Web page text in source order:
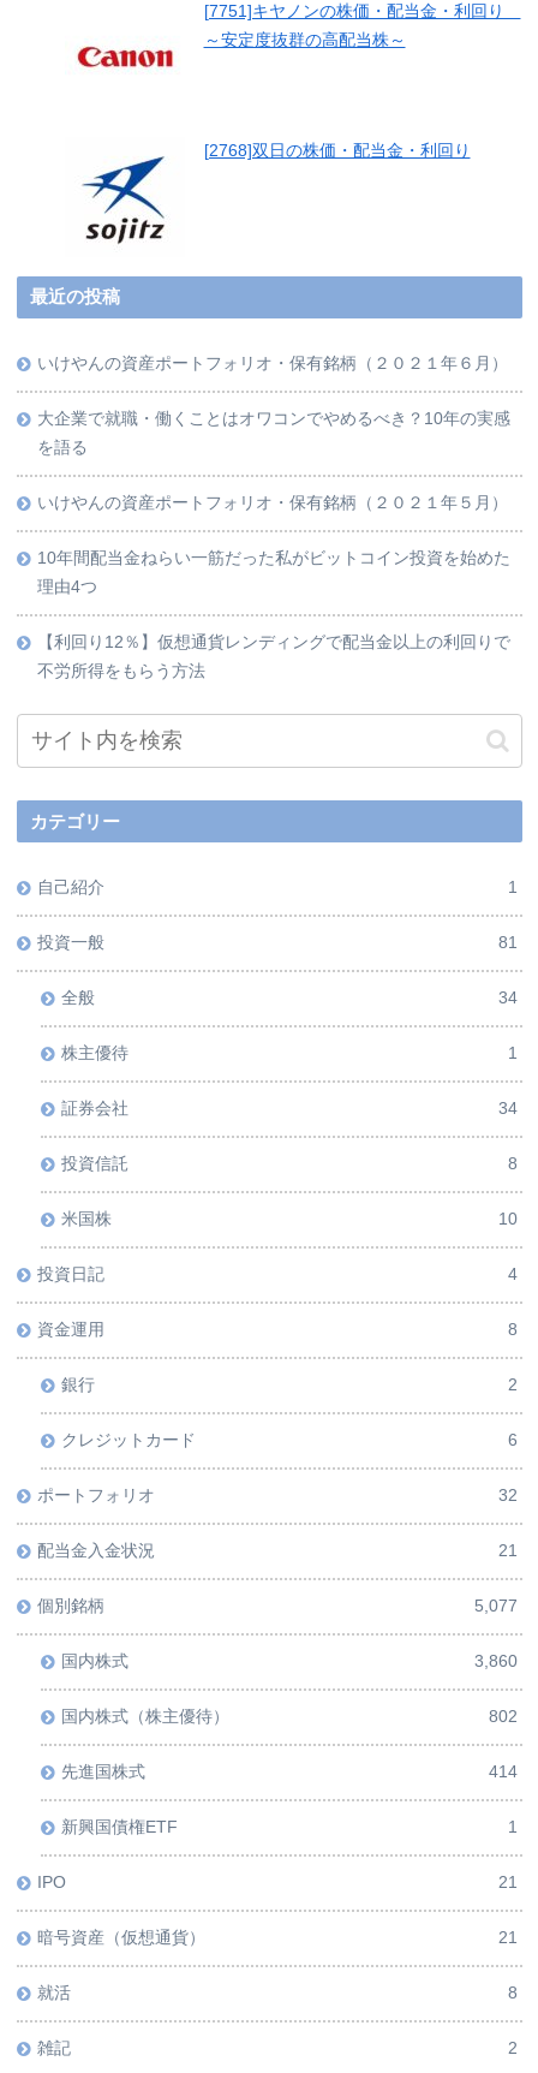
[7751]キヤノンの株価・配当金・利回り
～安定度抜群の高配当株～
[2768]双日の株価・配当金・利回り
最近の投稿
いけやんの資産ポートフォリオ・保有銘柄（２０２１年６月）
大企業で就職・働くことはオワコンでやめるべき？10年の実感
を語る
いけやんの資産ポートフォリオ・保有銘柄（２０２１年５月）
10年間配当金ねらい一筋だった私がビットコイン投資を始めた
理由4つ
【利回り12％】仮想通貨レンディングで配当金以上の利回りで
不労所得をもらう方法
カテゴリー
自己紹介 1
投資一般 81
全般 34
株主優待 1
証券会社 34
投資信託 8
米国株 10
投資日記 4
資金運用 8
銀行 2
クレジットカード 6
ポートフォリオ 32
配当金入金状況 21
個別銘柄 5,077
国内株式 3,860
国内株式（株主優待） 802
先進国株式 414
新興国債権ETF 1
IPO 21
暗号資産（仮想通貨） 21
就活 8
雑記 2